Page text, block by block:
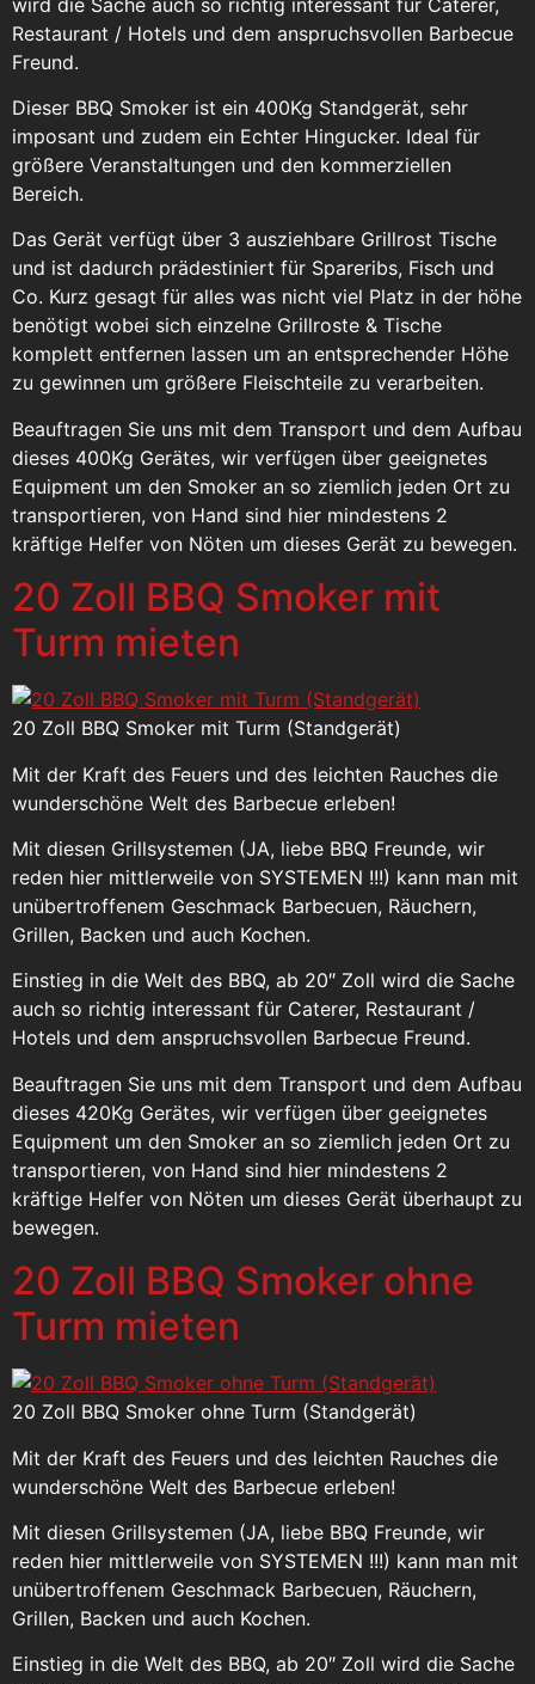
Restaurant / Hotels und dem anspruchsvollen Barbecue
Freund.
Dieser BBQ Smoker ist ein 400Kg Standgerät, sehr
imposant und zudem ein Echter Hingucker. Ideal für
größere Veranstaltungen und den kommerziellen
Bereich.
Das Gerät verfügt über 3 ausziehbare Grillrost Tische
und ist dadurch prädestiniert für Spareribs, Fisch und
Co. Kurz gesagt für alles was nicht viel Platz in der höhe
benötigt wobei sich einzelne Grillroste & Tische
komplett entfernen lassen um an entsprechender Höhe
zu gewinnen um größere Fleischteile zu verarbeiten.
Beauftragen Sie uns mit dem Transport und dem Aufbau
dieses 400Kg Gerätes, wir verfügen über geeignetes
Equipment um den Smoker an so ziemlich jeden Ort zu
transportieren, von Hand sind hier mindestens 2
kräftige Helfer von Nöten um dieses Gerät zu bewegen.
20 Zoll BBQ Smoker mit
Turm mieten
20 Zoll BBQ Smoker mit Turm (Standgerät)
Mit der Kraft des Feuers und des leichten Rauches die
wunderschöne Welt des Barbecue erleben!
Mit diesen Grillsystemen (JA, liebe BBQ Freunde, wir
reden hier mittlerweile von SYSTEMEN !!!) kann man mit
unübertroffenem Geschmack Barbecuen, Räuchern,
Grillen, Backen und auch Kochen.
Einstieg in die Welt des BBQ, ab 20″ Zoll wird die Sache
auch so richtig interessant für Caterer, Restaurant /
Hotels und dem anspruchsvollen Barbecue Freund.
Beauftragen Sie uns mit dem Transport und dem Aufbau
dieses 420Kg Gerätes, wir verfügen über geeignetes
Equipment um den Smoker an so ziemlich jeden Ort zu
transportieren, von Hand sind hier mindestens 2
kräftige Helfer von Nöten um dieses Gerät überhaupt zu
bewegen.
20 Zoll BBQ Smoker ohne
Turm mieten
20 Zoll BBQ Smoker ohne Turm (Standgerät)
Mit der Kraft des Feuers und des leichten Rauches die
wunderschöne Welt des Barbecue erleben!
Mit diesen Grillsystemen (JA, liebe BBQ Freunde, wir
reden hier mittlerweile von SYSTEMEN !!!) kann man mit
unübertroffenem Geschmack Barbecuen, Räuchern,
Grillen, Backen und auch Kochen.
Einstieg in die Welt des BBQ, ab 20″ Zoll wird die Sache